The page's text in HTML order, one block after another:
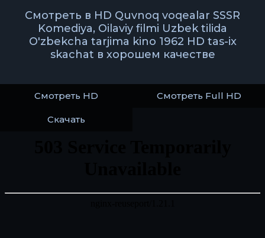
Смотреть в HD Quvnoq voqealar SSSR
Komediya, Oilaviy filmi Uzbek tilida
O'zbekcha tarjima kino 1962 HD tas-ix
skachat в хорошем качестве
Смотреть HD Смотреть Full HD
Скачать